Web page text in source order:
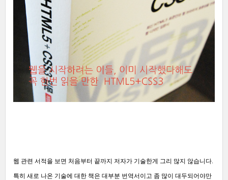
웹 관련 서적을 보면 처음부터 끝까지 저자가 기술한게 그리 많지 않습니다.
특히 새로 나온 기술에 대한 책은 대부분 번역서이고 좀 많이 대두되어야만